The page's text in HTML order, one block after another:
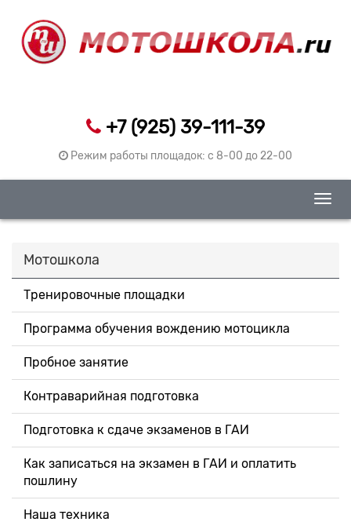
+7 (925) 39-111-39
Режим работы площадок: c 8-00 до 22-00
Мотошкола
Тренировочные площадки
Программа обучения вождению мотоцикла
Пробное занятие
Контраварийная подготовка
Подготовка к сдаче экзаменов в ГАИ
Как записаться на экзамен в ГАИ и оплатить
пошлину
Наша техника